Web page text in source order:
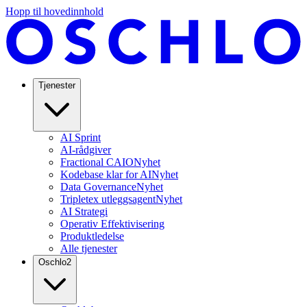
Hopp til hovedinnhold
Tjenester
AI Sprint
AI-rådgiver
Fractional CAIONyhet
Kodebase klar for AINyhet
Data GovernanceNyhet
Tripletex utleggsagentNyhet
AI Strategi
Operativ Effektivisering
Produktledelse
Alle tjenester
Oschlo2